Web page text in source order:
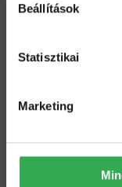
Beállítások
Statisztikai
Marketing
Workspace
2022. július
2022. július
Hogyan